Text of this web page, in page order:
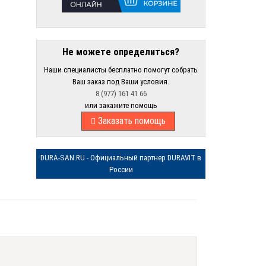
Не можете определиться?
Наши специалисты бесплатно помогут собрать
Ваш заказ под Ваши условия.
8 (977) 161 41 66
или закажите помощь
Заказать помощь
DURA-SAN.RU - Официальный партнер DURAVIT в
России